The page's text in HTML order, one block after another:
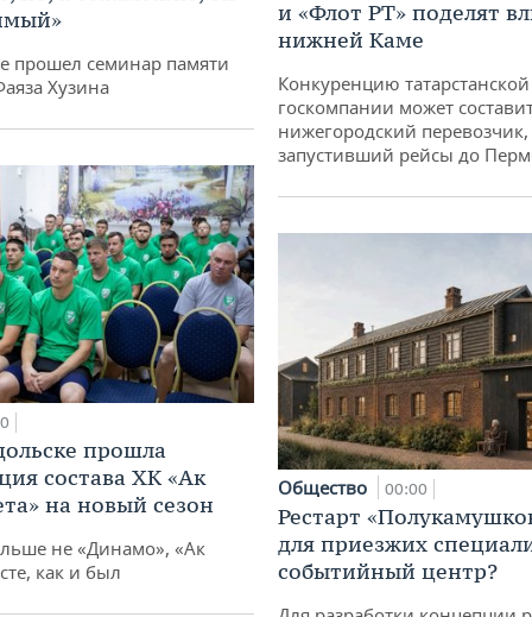
прошел семинар памяти
Хузина
прошла
состава ХК «Ак
на новый сезон
не «Динамо», «Ак
как и был
и «Флот РТ» поделят
нижней Каме
Конкуренцию татарстанской
госкомпании может
нижегородский перевозчик,
запустивший рейсы до
Общество 00:00
Рестарт
для приезжих
событийный центр?